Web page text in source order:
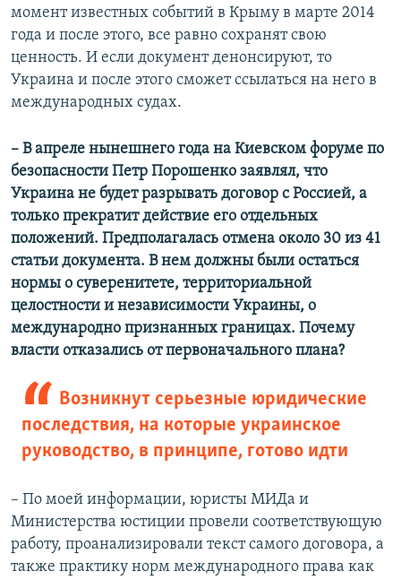
момент известных событий в Крыму в марте 2014
года и после этого, все равно сохранят свою
ценность. И если документ денонсируют, то
Украина и после этого сможет ссылаться на него в
международных судах.
– В апреле нынешнего года на Киевском форуме по
безопасности Петр Порошенко заявлял, что
Украина не будет разрывать договор с Россией, а
только прекратит действие его отдельных
положений. Предполагалась отмена около 30 из 41
статьи документа. В нем должны были остаться
нормы о суверенитете, территориальной
целостности и независимости Украины, о
международно признанных границах. Почему
власти отказались от первоначального плана?
Возникнут серьезные юридические
последствия, на которые украинское
руководство, в принципе, готово идти
– По моей информации, юристы МИДа и
Министерства юстиции провели соответствующую
работу, проанализировали текст самого договора, а
также практику норм международного права как